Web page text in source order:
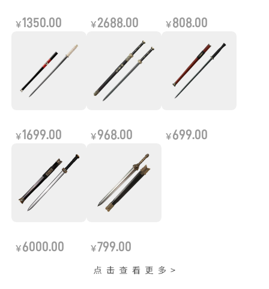
￥1350.00 ￥ 2688.00 ￥ 808.00
￥1699.00 ￥ 968.00 ￥ 699.00
￥ 6000.00 ￥799.00